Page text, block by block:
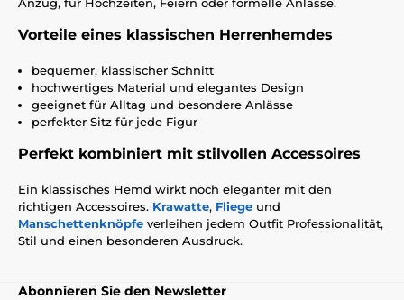
Vorteile eines klassischen Herrenhemdes
bequemer, klassischer Schnitt
hochwertiges Material und elegantes Design
geeignet für Alltag und besondere Anlässe
perfekter Sitz für jede Figur
Perfekt kombiniert mit stilvollen Accessoires
Ein klassisches Hemd wirkt noch eleganter mit den
richtigen Accessoires. Krawatte, Fliege und
Manschettenknöpfe verleihen jedem Outfit Professionalität,
Stil und einen besonderen Ausdruck.
Abonnieren Sie den Newsletter